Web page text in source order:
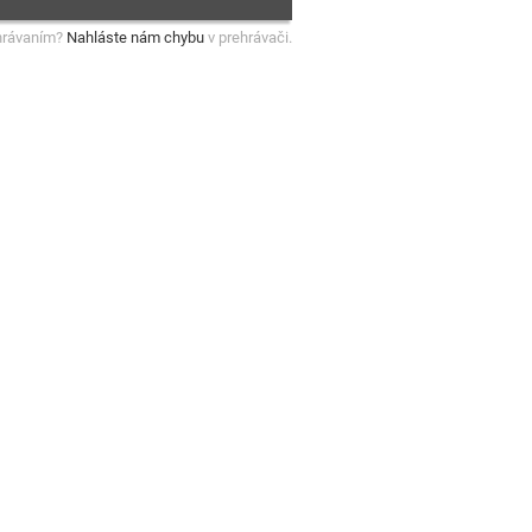
Nahláste nám chybu v prehrávači.